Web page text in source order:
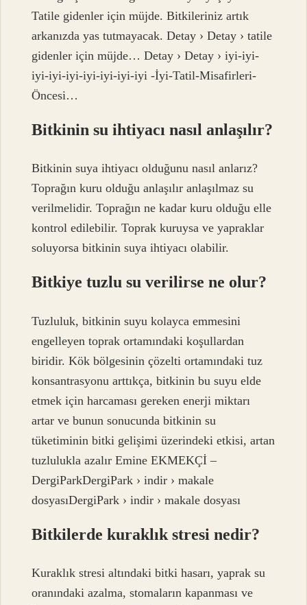
Tatile gidenler için müjde. Bitkileriniz artık
arkanızda yas tutmayacak. Detay › Detay › tatile
gidenler için müjde… Detay › Detay › iyi-iyi-
iyi-iyi-iyi-iyi-iyi-iyi-iyi -İyi-Tatil-Misafirleri-
Öncesi…
Bitkinin su ihtiyacı nasıl anlaşılır?
Bitkinin suya ihtiyacı olduğunu nasıl anlarız?
Toprağın kuru olduğu anlaşılır anlaşılmaz su
verilmelidir. Toprağın ne kadar kuru olduğu elle
kontrol edilebilir. Toprak kuruysa ve yapraklar
soluyorsa bitkinin suya ihtiyacı olabilir.
Bitkiye tuzlu su verilirse ne olur?
Tuzluluk, bitkinin suyu kolayca emmesini
engelleyen toprak ortamındaki koşullardan
biridir. Kök bölgesinin çözelti ortamındaki tuz
konsantrasyonu arttıkça, bitkinin bu suyu elde
etmek için harcaması gereken enerji miktarı
artar ve bunun sonucunda bitkinin su
tüketiminin bitki gelişimi üzerindeki etkisi, artan
tuzlulukla azalır Emine EKMEKÇİ –
DergiParkDergiPark › indir › makale
dosyasıDergiPark › indir › makale dosyası
Bitkilerde kuraklık stresi nedir?
Kuraklık stresi altındaki bitki hasarı, yaprak su
oranındaki azalma, stomaların kapanması ve